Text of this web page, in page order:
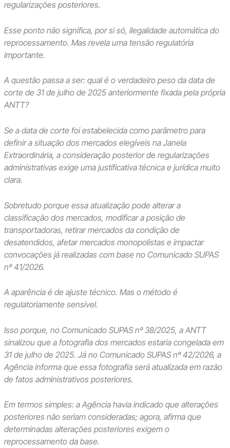
regularizações posteriores.
Esse ponto não significa, por si só, ilegalidade automática do
reprocessamento. Mas revela uma tensão regulatória
importante.
A questão passa a ser: qual é o verdadeiro peso da data de
corte de 31 de julho de 2025 anteriormente fixada pela própria
ANTT?
Se a data de corte foi estabelecida como parâmetro para
definir a situação dos mercados elegíveis na Janela
Extraordinária, a consideração posterior de regularizações
administrativas exige uma justificativa técnica e jurídica muito
clara.
Sobretudo porque essa atualização pode alterar a
classificação dos mercados, modificar a posição de
transportadoras, retirar mercados da condição de
desatendidos, afetar mercados monopolistas e impactar
convocações já realizadas com base no Comunicado SUPAS
nº 41/2026.
A aparência é de ajuste técnico. Mas o método é
regulatoriamente sensível.
Isso porque, no Comunicado SUPAS nº 38/2025, a ANTT
sinalizou que a fotografia dos mercados estaria congelada em
31 de julho de 2025. Já no Comunicado SUPAS nº 42/2026, a
Agência informa que essa fotografia será atualizada em razão
de fatos administrativos posteriores.
Em termos simples: a Agência havia indicado que alterações
posteriores não seriam consideradas; agora, afirma que
determinadas alterações posteriores exigem o
reprocessamento da base.